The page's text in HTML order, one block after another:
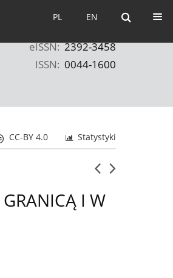
EN
PL EN
PL
eISSN: 2392-3458
ISSN: 0044-1600
Statystyki
CC-BY 4.0
I W